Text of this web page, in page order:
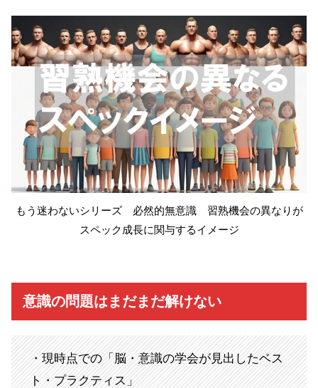
もう迷わないシリーズ 必然的無意識 習熟機会の異なりが
スペック成長に関与するイメージ
意識の問題はまだまだ解けない
・現時点での「脳・意識の学会が見出したベス
ト・プラクティス」